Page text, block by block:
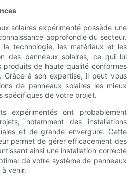
solaires expérimenté possède une
approfondie du secteur.
la technologie, les matériaux et les
des panneaux solaires, ce qui lui
de haute qualité conformes
Grâce à son expertise, il peut vous
de panneaux solaires les mieux
spécifiques de votre projet.
expérimentés ont probablement
notamment des installations
et de grande envergure. Cette
permet de gérer efficacement des
ainsi une installation correcte
de votre système de panneaux
venir.